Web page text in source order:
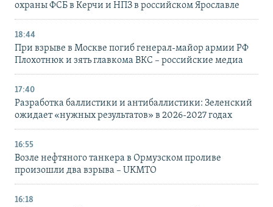
охраны ФСБ в Керчи и НПЗ в российском Ярославле
18:44
При взрыве в Москве погиб генерал-майор армии РФ
Плохотнюк и зять главкома ВКС – российские медиа
17:40
Разработка баллистики и антибаллистики: Зеленский
ожидает «нужных результатов» в 2026-2027 годах
16:55
Возле нефтяного танкера в Ормузском проливе
произошли два взрыва – UKMTO
16:18